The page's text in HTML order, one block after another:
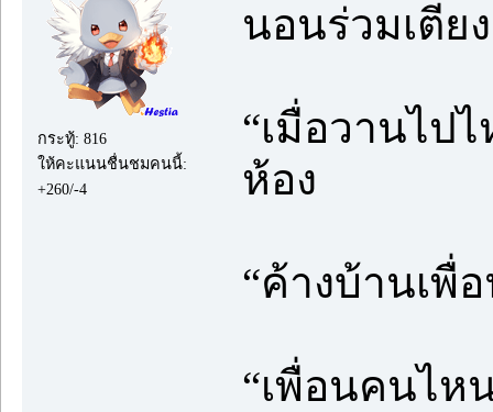
กระทู้: 816
ให้คะแนนชื่นชมคนนี้:
+260/-4
นอนร่วมเตีย
“เมื่อวานไป
ห้อง
“ค้างบ้านเพื่
“เพื่อนคนไห